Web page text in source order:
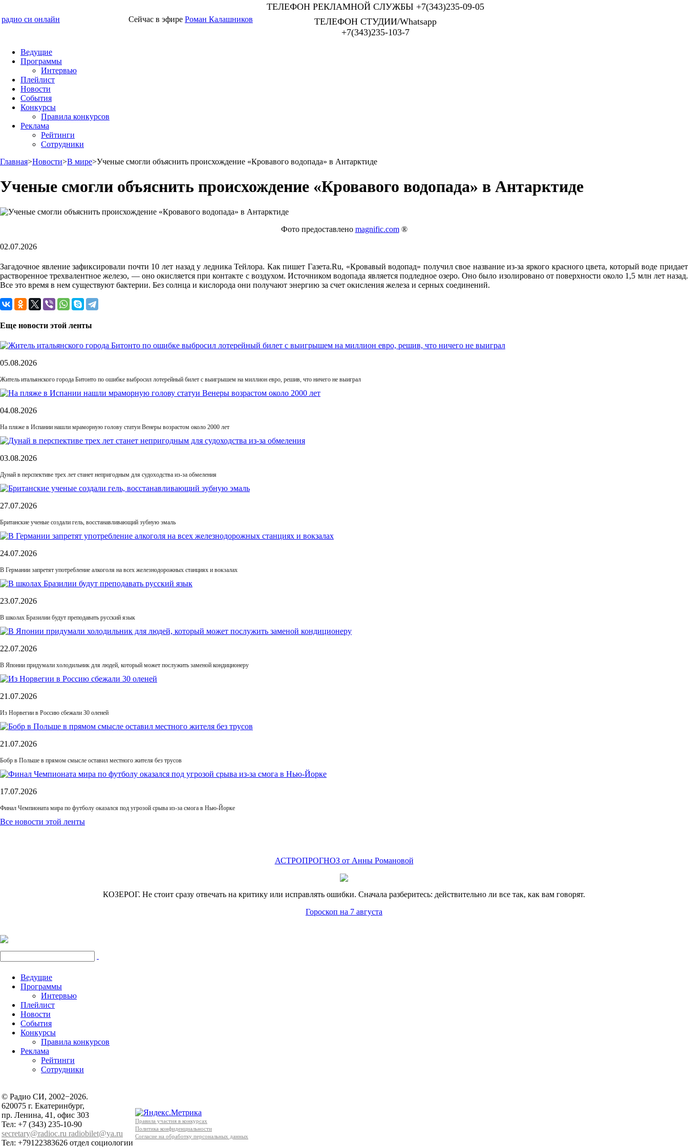
радио си онлайн Сейчас в эфире Роман Калашников
ТЕЛЕФОН РЕКЛАМНОЙ СЛУЖБЫ +7(343)235-09-05
ТЕЛЕФОН СТУДИИ/Whatsapp
+7(343)235-103-7
Ведущие
Программы
Интервью
Плейлист
Новости
События
Конкурсы
Правила конкурсов
Реклама
Рейтинги
Сотрудники
Главная>Новости>В мире>Ученые смогли объяснить происхождение «Кровавого водопада» в Антарктиде
Ученые смогли объяснить происхождение «Кровавого водопада» в Антарктиде
Фото предоставлено magnific.com®
02.07.2026
Загадочное явление зафиксировали почти 10 лет назад у ледника Тейлора. Как пишет Газета.Ru, «Кровавый водопад» получил свое название из-за яркого красного цвета, который воде придает
растворенное трехвалентное железо, — оно окисляется при контакте с воздухом. Источником водопада является подледное озеро. Оно было изолировано от поверхности около 1,5 млн лет назад.
Все это время в нем существуют бактерии. Без солнца и кислорода они получают энергию за счет окисления железа и серных соединений.
Еще новости этой ленты
05.08.2026
Житель итальянского города Битонто по ошибке выбросил лотерейный билет с выигрышем на миллион евро, решив, что ничего не выиграл
04.08.2026
На пляже в Испании нашли мраморную голову статуи Венеры возрастом около 2000 лет
03.08.2026
Дунай в перспективе трех лет станет непригодным для судоходства из-за обмеления
27.07.2026
Британские ученые создали гель, восстанавливающий зубную эмаль
24.07.2026
В Германии запретят употребление алкоголя на всех железнодорожных станциях и вокзалах
23.07.2026
В школах Бразилии будут преподавать русский язык
22.07.2026
В Японии придумали холодильник для людей, который может послужить заменой кондиционеру
21.07.2026
Из Норвегии в Россию сбежали 30 оленей
21.07.2026
Бобр в Польше в прямом смысле оставил местного жителя без трусов
17.07.2026
Финал Чемпионата мира по футболу оказался под угрозой срыва из-за смога в Нью-Йорке
Все новости этой ленты
АСТРОПРОГНОЗ от Анны Романовой
КОЗЕРОГ. Не стоит сразу отвечать на критику или исправлять ошибки. Сначала разберитесь: действительно ли все так, как вам говорят.
Гороскоп на 7 августа
Ведущие
Программы
Интервью
Плейлист
Новости
События
Конкурсы
Правила конкурсов
Реклама
Рейтинги
Сотрудники
© Радио СИ, 2002−2026.
620075 г. Екатеринбург,
пр. Ленина, 41, офис 303
Тел: +7 (343) 235-10-90
secretary@radioc.ru radiobilet@ya.ru
Тел: +79122383626 отдел социологии
Правила участия в конкурсах
Политика конфиденциальности
Согласие на обработку персональных данных